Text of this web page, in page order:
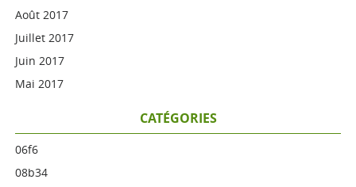
Août 2017
Juillet 2017
Juin 2017
Mai 2017
CATÉGORIES
06f6
08b34